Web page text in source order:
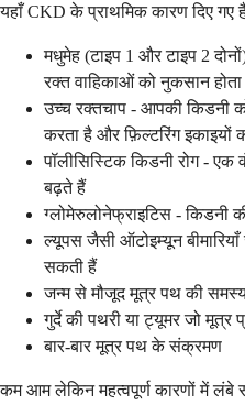
यहाँ CKD के प्राथमिक कारण दिए गए
मधुमेह (टाइप 1 और टाइप 2
रक्त वाहिकाओं को नुकसान होता
उच्च रक्तचाप - आपकी किडनी
करता है और फ़िल्टरिंग
पॉलीसिस्टिक किडनी रोग - एक
बढ़ते हैं
ग्लोमेरुलोनेफ्राइटिस - किडनी
ल्यूपस जैसी ऑटोइम्यून
सकती हैं
जन्म से मौजूद मूत्र पथ की
गुर्दे की पथरी या ट्यूमर जो मूत्र
बार-बार मूत्र पथ के संक्रमण
कम आम लेकिन महत्वपूर्ण कारणों में लंबे